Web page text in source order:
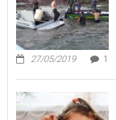
27/05/2019 1